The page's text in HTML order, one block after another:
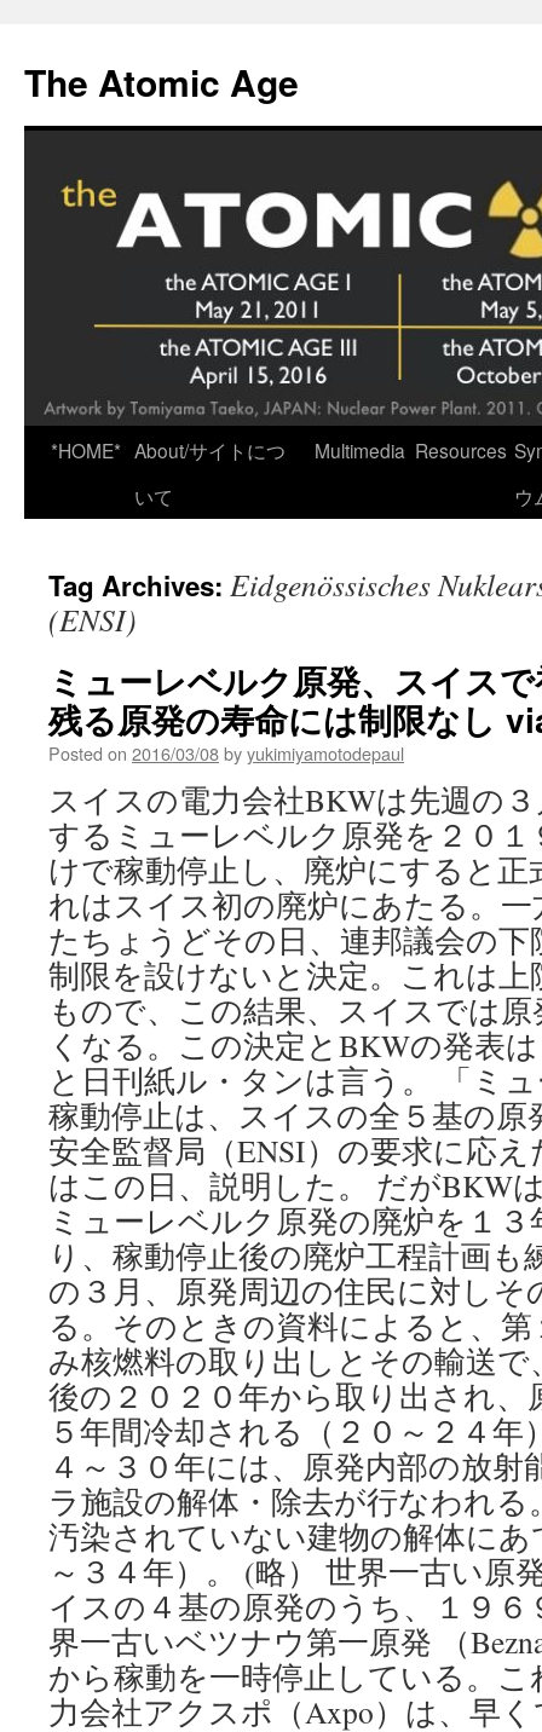
content
The Atomic Age
*HOME* About/サイトにつ
いて
Multimedia Resources
ウ
Tag Archives: Eidgenössisches
(ENSI)
ミューレベルク原発、スイス
残る原発の寿命には制限なし
Posted on 2016/03/08byyukimiyamotodepaul
スイスの電力会社BKWは先週の
するミューレベルク原発を２０１
けで稼動停止し、廃炉にすると
れはスイス初の廃炉にあたる。
たちょうどその日、連邦議会の
制限を設けないと決定。これは
もので、この結果、スイスでは
くなる。この決定とBKWの発表
と日刊紙ル・タンは言う。 「ミ
稼動停止は、スイスの全５基の原
安全監督局（ENSI）の要求に応
はこの日、説明した。 だがBKW
ミューレベルク原発の廃炉を１
り、稼動停止後の廃炉工程計画
の３月、原発周辺の住民に対し
る。そのときの資料によると、
み核燃料の取り出しとその輸送で
後の２０２０年から取り出され、
５年間冷却される（２０～２４年
４～３０年には、原発内部の放
ラ施設の解体・除去が行なわれ
汚染されていない建物の解体に
～３４年）。 (略） 世界一古い原
イスの４基の原発のうち、１９
界一古いベツナウ第一原発 （
から稼動を一時停止している。
力会社アクスポ（Axpo）は、早